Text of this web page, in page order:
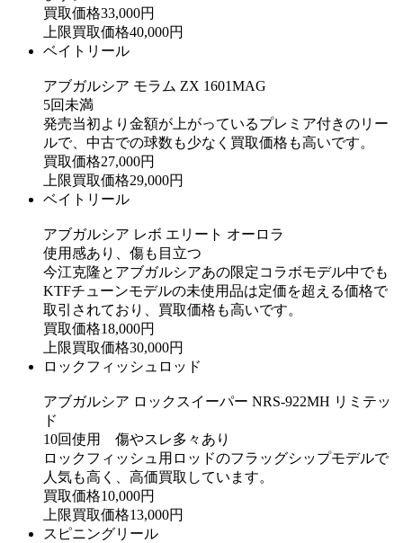
買取価格33,000円
上限買取価格40,000円
ベイトリール
アブガルシア モラム ZX 1601MAG
5回未満
発売当初より金額が上がっているプレミア付きのリー
ルで、中古での球数も少なく買取価格も高いです。
買取価格27,000円
上限買取価格29,000円
ベイトリール
アブガルシア レボ エリート オーロラ
使用感あり、傷も目立つ
今江克隆とアブガルシアあの限定コラボモデル中でも
KTFチューンモデルの未使用品は定価を超える価格で
取引されており、買取価格も高いです。
買取価格18,000円
上限買取価格30,000円
ロックフィッシュロッド
アブガルシア ロックスイーパー NRS-922MH リミテッ
ド
10回使用 傷やスレ多々あり
ロックフィッシュ用ロッドのフラッグシップモデルで
人気も高く、高価買取しています。
買取価格10,000円
上限買取価格13,000円
スピニングリール